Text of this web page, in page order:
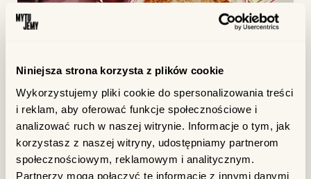
Niniejsza strona korzysta z plików cookie
Wykorzystujemy pliki cookie do spersonalizowania treści
i reklam, aby oferować funkcje społecznościowe i
analizować ruch w naszej witrynie. Informacje o tym, jak
korzystasz z naszej witryny, udostępniamy partnerom
społecznościowym, reklamowym i analitycznym.
Partnerzy mogą połączyć te informacje z innymi danymi